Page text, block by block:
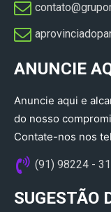
ANUNCIE
Anuncie aqui e
do nosso
Contate-nos nos
(91) 98224 -
SUGESTÃO